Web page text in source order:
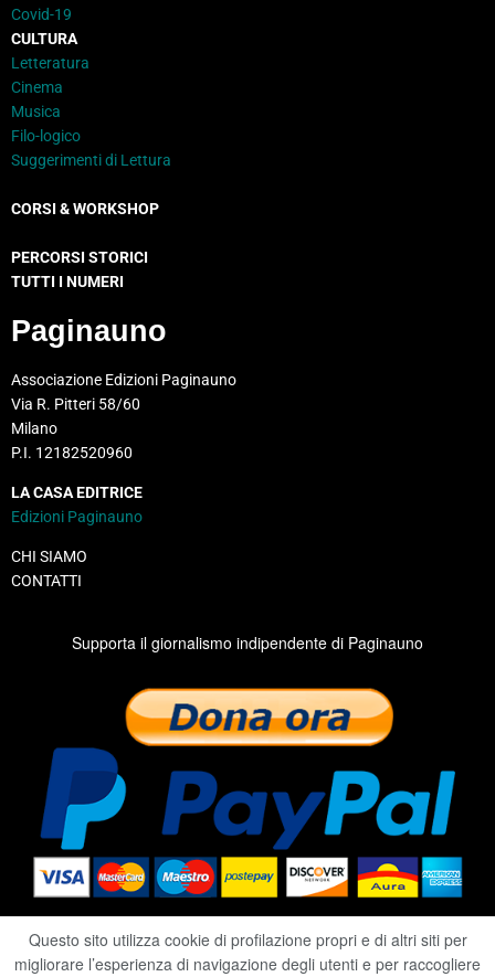
Covid-19
CULTURA
Letteratura
Cinema
Musica
Filo-logico
Suggerimenti di Lettura
CORSI & WORKSHOP
PERCORSI STORICI
TUTTI I NUMERI
Paginauno
Associazione Edizioni Paginauno
Via R. Pitteri 58/60
Milano
P.I. 12182520960
LA CASA EDITRICE
Edizioni Paginauno
CHI SIAMO
CONTATTI
Supporta il giornalismo indipendente di Paginauno
Questo sito utilizza cookie di profilazione propri e di altri siti per
migliorare l’esperienza di navigazione degli utenti e per raccogliere